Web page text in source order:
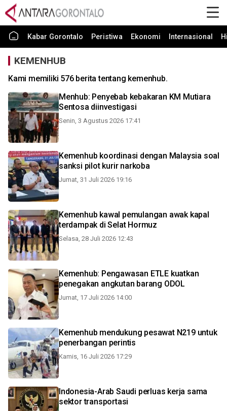
Kabar Gorontalo Peristiwa Ekonomi Internasional
KEMENHUB
Kami memiliki 576 berita tentang kemenhub.
Menhub: Penyebab kebakaran KM Mutiara
Sentosa diinvestigasi
Senin, 3 Agustus 2026 17:41
Kemenhub koordinasi dengan Malaysia soal
sanksi pilot kurir narkoba
Jumat, 31 Juli 2026 19:16
Kemenhub kawal pemulangan awak kapal
terdampak di Selat Hormuz
Selasa, 28 Juli 2026 12:43
Kemenhub: Pengawasan ETLE kuatkan
penegakan angkutan barang ODOL
Jumat, 17 Juli 2026 14:00
Kemenhub mendukung pesawat N219 untuk
penerbangan perintis
Kamis, 16 Juli 2026 17:29
Indonesia-Arab Saudi perluas kerja sama
sektor transportasi